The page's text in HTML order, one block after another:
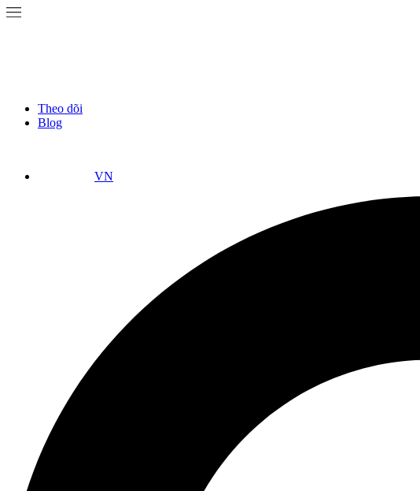
Theo dõi
Blog
VN